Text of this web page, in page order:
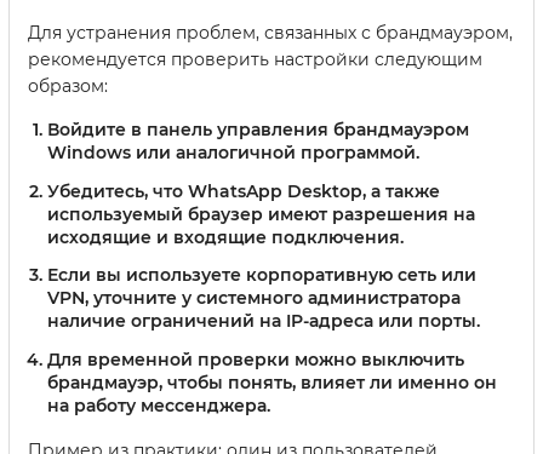
Для устранения проблем, связанных с брандмауэром,
рекомендуется проверить настройки следующим
образом:
Войдите в панель управления брандмауэром
Windows или аналогичной программой.
Убедитесь, что WhatsApp Desktop, а также
используемый браузер имеют разрешения на
исходящие и входящие подключения.
Если вы используете корпоративную сеть или
VPN, уточните у системного администратора
наличие ограничений на IP-адреса или порты.
Для временной проверки можно выключить
брандмауэр, чтобы понять, влияет ли именно он
на работу мессенджера.